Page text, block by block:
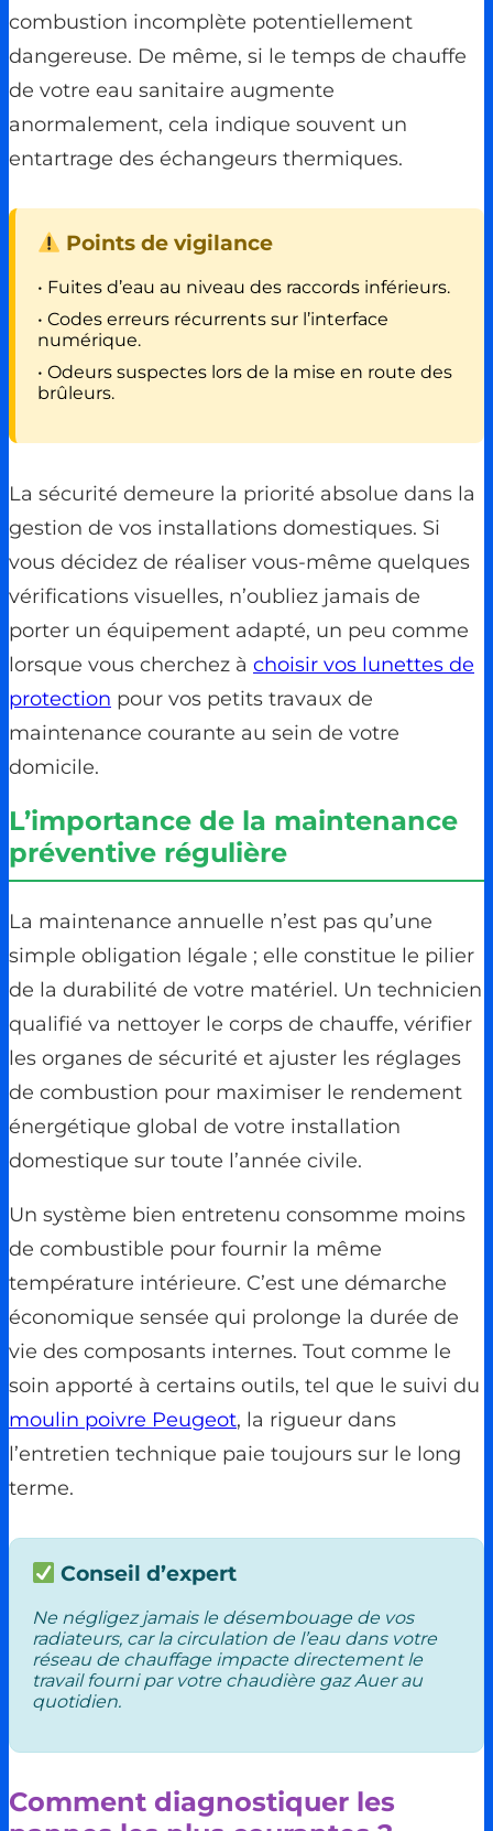
combustion incomplète potentiellement
dangereuse. De même, si le temps de chauffe
de votre eau sanitaire augmente
anormalement, cela indique souvent un
entartrage des échangeurs thermiques.
Points de vigilance
• Fuites d’eau au niveau des raccords inférieurs.
• Codes erreurs récurrents sur l’interface
numérique.
• Odeurs suspectes lors de la mise en route des
brûleurs.
La sécurité demeure la priorité absolue dans la
gestion de vos installations domestiques. Si
vous décidez de réaliser vous-même quelques
vérifications visuelles, n’oubliez jamais de
porter un équipement adapté, un peu comme
lorsque vous cherchez à choisir vos lunettes de
protection pour vos petits travaux de
maintenance courante au sein de votre
domicile.
L’importance de la maintenance
préventive régulière
La maintenance annuelle n’est pas qu’une
simple obligation légale ; elle constitue le pilier
de la durabilité de votre matériel. Un technicien
qualifié va nettoyer le corps de chauffe, vérifier
les organes de sécurité et ajuster les réglages
de combustion pour maximiser le rendement
énergétique global de votre installation
domestique sur toute l’année civile.
Un système bien entretenu consomme moins
de combustible pour fournir la même
température intérieure. C’est une démarche
économique sensée qui prolonge la durée de
vie des composants internes. Tout comme le
soin apporté à certains outils, tel que le suivi du
moulin poivre Peugeot, la rigueur dans
l’entretien technique paie toujours sur le long
terme.
Conseil d’expert
Ne négligez jamais le désembouage de vos
radiateurs, car la circulation de l’eau dans votre
réseau de chauffage impacte directement le
travail fourni par votre chaudière gaz Auer au
quotidien.
Comment diagnostiquer les